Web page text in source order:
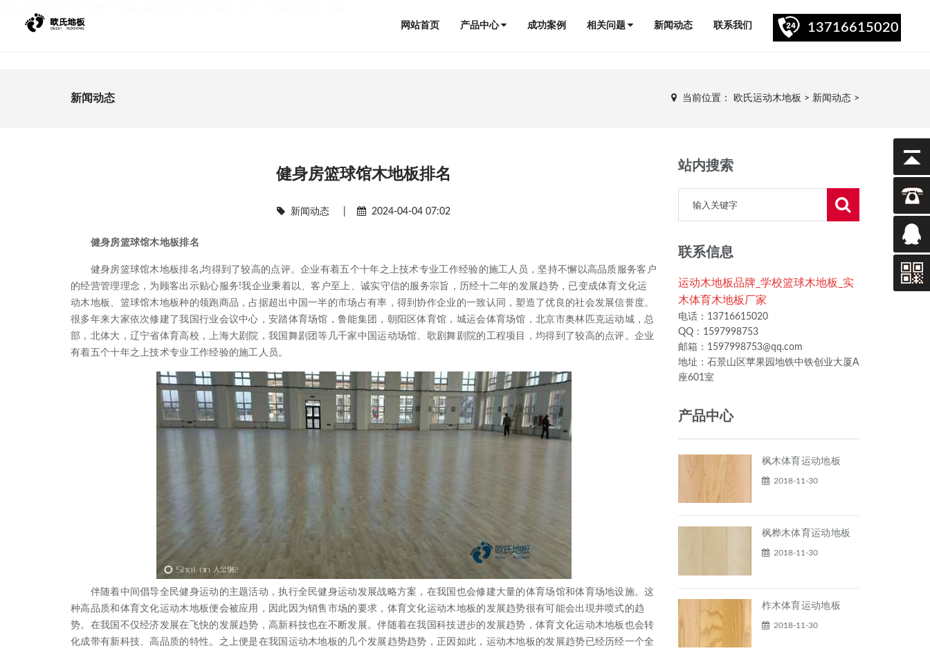
网站首页
产品中心 成功案例 相关问题 新闻动态 联系我们 13716615020
新闻动态 当前位置： 欧氏运动木地板 > 新闻动态 >
健身房篮球馆木地板排名
新闻动态 2024-04-04 07:02
健身房篮球馆木地板排名
健身房篮球馆木地板排名,均得到了较高的点评。企业有着五个十年之上技术专业工作经验的施工人员，坚持不懈以高品质服务客户
的经营管理理念，为顾客出示贴心服务!我企业秉着以、客户至上、诚实守信的服务宗旨，历经十二年的发展趋势，已变成体育文化运
动木地板、篮球馆木地板种的领跑商品，占据超出中国一半的市场占有率，得到协作企业的一致认同，塑造了优良的社会发展信誉度。
很多年来大家依次修建了我国行业会议中心，安踏体育场馆，鲁能集团，朝阳区体育馆，城运会体育场馆，北京市奥林匹克运动城，总
部，北体大，辽宁省体育高校，上海大剧院，我国舞剧团等几千家中国运动场馆、歌剧舞剧院的工程项目，均得到了较高的点评。企业
有着五个十年之上技术专业工作经验的施工人员。
伴随着中间倡导全民健身运动的主题活动，执行全民健身运动发展战略方案，在我国也会修建大量的体育场馆和体育场地设施。这
种高品质和体育文化运动木地板便会被应用，因此因为销售市场的要求，体育文化运动木地板的发展趋势很有可能会出現井喷式的趋
势。在我国不仅经济发展在飞快的发展趋势，高新科技也在不断发展。伴随着在我国科技进步的发展趋势，体育文化运动木地板也会转
化成带有新科技、高品质的特性。之上便是在我国运动木地板的几个发展趋势趋势，正因如此，运动木地板的发展趋势已经历经一个全
站内搜索
联系信息
运动木地板品牌_学校篮球木地板_实
木体育木地板厂家
电话：13716615020
QQ：1597998753
邮箱：1597998753@qq.com
地址：石景山区苹果园地铁中铁创业大厦A
座601室
产品中心
枫木体育运动地板
2018-11-30
枫桦木体育运动地板
2018-11-30
柞木体育运动地板
2018-11-30